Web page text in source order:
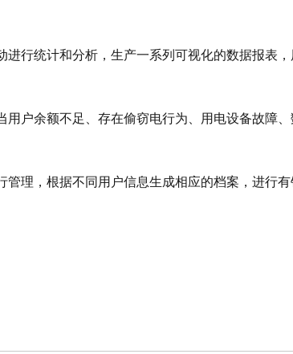
行统计和分析，生产一系列可视化的数据报表
户余额不足、存在偷窃电行为、用电设备故障
理，根据不同用户信息生成相应的档案，进行有